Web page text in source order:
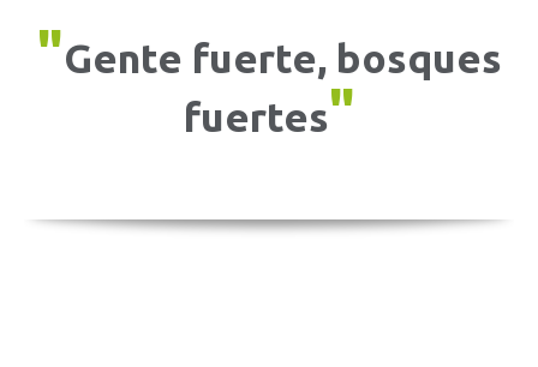
"Gente fuerte, bosques
fuertes"